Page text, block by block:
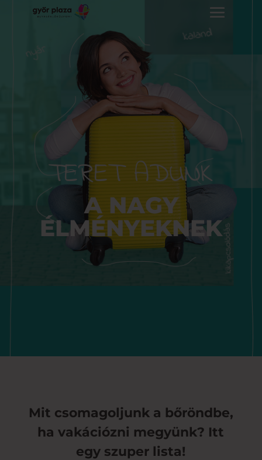
TERET ADUNK
A NAGY
ÉLMÉNYEKNEK
Mit csomagoljunk a bőröndbe,
ha vakációzni megyünk? Itt
egy szuper lista!